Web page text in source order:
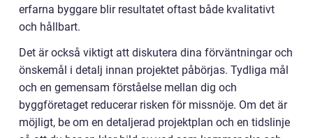
erfarna byggare blir resultatet oftast både kvalitativt
och hållbart.
Det är också viktigt att diskutera dina förväntningar och
önskemål i detalj innan projektet påbörjas. Tydliga mål
och en gemensam förståelse mellan dig och
byggföretaget reducerar risken för missnöje. Om det är
möjligt, be om en detaljerad projektplan och en tidslinje